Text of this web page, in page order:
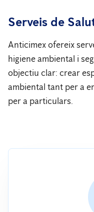
Serveis de
Anticimex ofereix
higiene ambiental i
objectiu clar: crear
ambiental tant per a
per a particulars.